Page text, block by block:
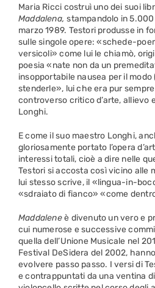
Maria Ricci costruì uno dei suoi
Maddalena, stampandolo in
marzo 1989. Testori produsse in
sulle singole opere: «schede-
versicoli» come lui le chiamò,
poesia «nate non da un
insopportabile nausea per il modo
stenderle», lui che era pur
controverso critico d’arte, allievo
Longhi.
E come il suo maestro Longhi,
gloriosamente portato l’opera
interessi totali, cioè a dire nelle
Testori si accosta così vicino alle
lui stesso scrive, il «lingua-in-
«sdraiato di fianco» «come
Maddaleneè divenuto un vero e
cui numerose e successive
quella dell’Unione Musicale nel
Festival DeSidera del 2002,
evolvere passo passo. I versi di
e contrappuntati da una ventina